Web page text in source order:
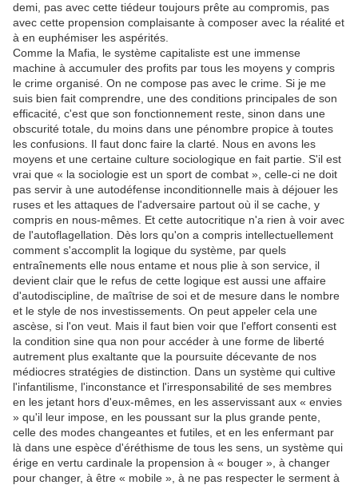
demi, pas avec cette tiédeur toujours prête au compromis, pas
avec cette propension complaisante à composer avec la réalité et
à en euphémiser les aspérités.
Comme la Mafia, le système capitaliste est une immense
machine à accumuler des profits par tous les moyens y compris
le crime organisé. On ne compose pas avec le crime. Si je me
suis bien fait comprendre, une des conditions principales de son
efficacité, c'est que son fonctionnement reste, sinon dans une
obscurité totale, du moins dans une pénombre propice à toutes
les confusions. Il faut donc faire la clarté. Nous en avons les
moyens et une certaine culture sociologique en fait partie. S'il est
vrai que « la sociologie est un sport de combat », celle-ci ne doit
pas servir à une autodéfense inconditionnelle mais à déjouer les
ruses et les attaques de l'adversaire partout où il se cache, y
compris en nous-mêmes. Et cette autocritique n'a rien à voir avec
de l'autoflagellation. Dès lors qu'on a compris intellectuellement
comment s'accomplit la logique du système, par quels
entraînements elle nous entame et nous plie à son service, il
devient clair que le refus de cette logique est aussi une affaire
d'autodiscipline, de maîtrise de soi et de mesure dans le nombre
et le style de nos investissements. On peut appeler cela une
ascèse, si l'on veut. Mais il faut bien voir que l'effort consenti est
la condition sine qua non pour accéder à une forme de liberté
autrement plus exaltante que la poursuite décevante de nos
médiocres stratégies de distinction. Dans un système qui cultive
l'infantilisme, l'inconstance et l'irresponsabilité de ses membres
en les jetant hors d'eux-mêmes, en les asservissant aux « envies
» qu'il leur impose, en les poussant sur la plus grande pente,
celle des modes changeantes et futiles, et en les enfermant par
là dans une espèce d'éréthisme de tous les sens, un système qui
érige en vertu cardinale la propension à « bouger », à changer
pour changer, à être « mobile », à ne pas respecter le serment à